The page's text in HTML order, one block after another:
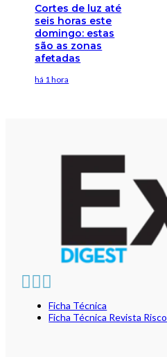
Cortes de luz até
seis horas este
domingo: estas
são as zonas
afetadas
há 1 hora
Ficha Técnica
Ficha Técnica Revista Risco